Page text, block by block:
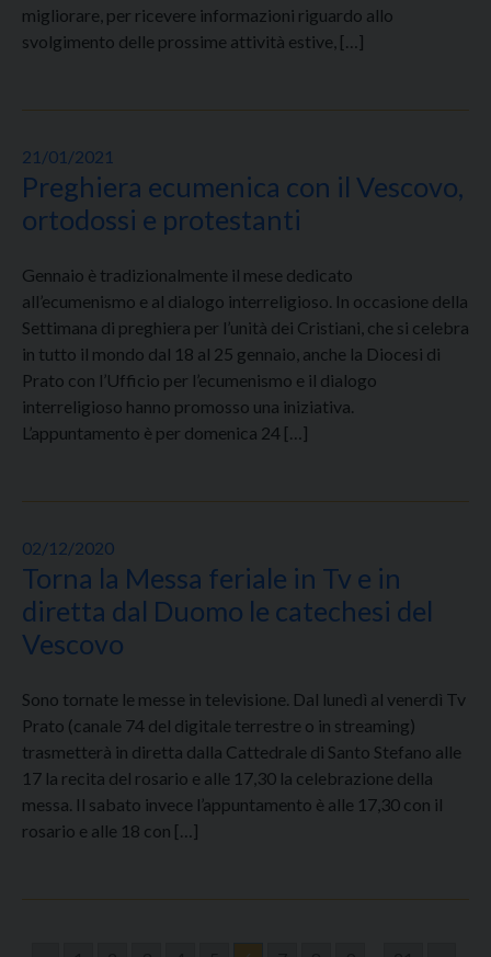
migliorare, per ricevere informazioni riguardo allo
svolgimento delle prossime attività estive, […]
21/01/2021
Preghiera ecumenica con il Vescovo,
ortodossi e protestanti
Gennaio è tradizionalmente il mese dedicato
all’ecumenismo e al dialogo interreligioso. In occasione della
Settimana di preghiera per l’unità dei Cristiani, che si celebra
in tutto il mondo dal 18 al 25 gennaio, anche la Diocesi di
Prato con l’Ufficio per l’ecumenismo e il dialogo
interreligioso hanno promosso una iniziativa.
L’appuntamento è per domenica 24 […]
02/12/2020
Torna la Messa feriale in Tv e in
diretta dal Duomo le catechesi del
Vescovo
Sono tornate le messe in televisione. Dal lunedì al venerdì Tv
Prato (canale 74 del digitale terrestre o in streaming)
trasmetterà in diretta dalla Cattedrale di Santo Stefano alle
17 la recita del rosario e alle 17,30 la celebrazione della
messa. Il sabato invece l’appuntamento è alle 17,30 con il
rosario e alle 18 con […]